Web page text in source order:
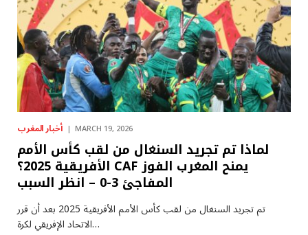
أخبار المغرب MARCH 19, 2026
لماذا تم تجريد السنغال من لقب كأس الأمم
الأفريقية 2025؟ CAF يمنح المغرب الفوز
المفاجئ 3-0 – انظر السبب
تم تجريد السنغال من لقب كأس الأمم الأفريقية 2025 بعد أن قرر
الاتحاد الإفريقي لكرة…